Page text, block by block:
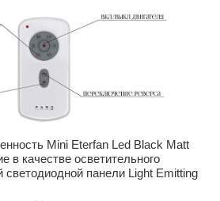
Mini Eterfan Led Black Matt
в качестве осветительного
светодиодной панели Light Emitting